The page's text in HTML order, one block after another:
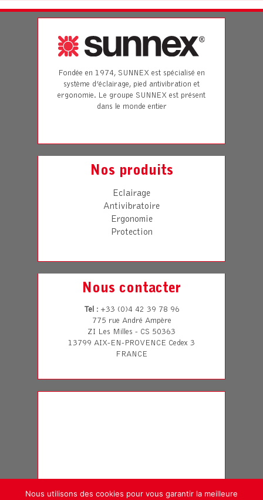
Fondée en 1974, SUNNEX est spécialisé en
système d’éclairage, pied antivibration et
ergonomie. Le groupe SUNNEX est présent
dans le monde entier
Nos produits
Eclairage
Antivibratoire
Ergonomie
Protection
Nous contacter
Tel: +33 (0)4 42 39 78 96
775 rue André Ampère
ZI Les Milles - CS 50363
13799 AIX-EN-PROVENCE Cedex 3
FRANCE
Nous utilisons des cookies pour vous garantir la meilleure